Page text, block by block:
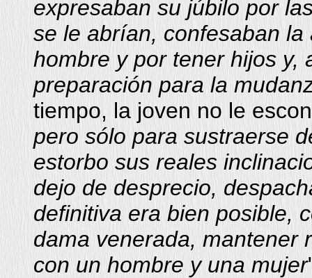
expresaban su júbilo por
se le abrían, confesaban
hombre y por tener hijos y,
preparación para la
tiempo, la joven no le
pero sólo para sustraerse
estorbo sus reales
dejo de desprecio,
definitiva era bien posible,
dama venerada, mantener
con un hombre y una mujer